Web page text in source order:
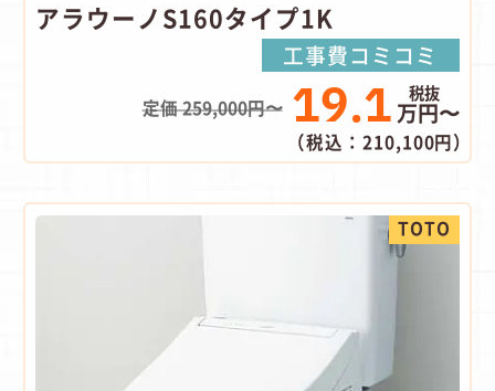
アラウーノS160タイプ1K
工事費コミコミ
定価 259,000円〜 19.1万円〜
（税込：210,100円）
TOTO